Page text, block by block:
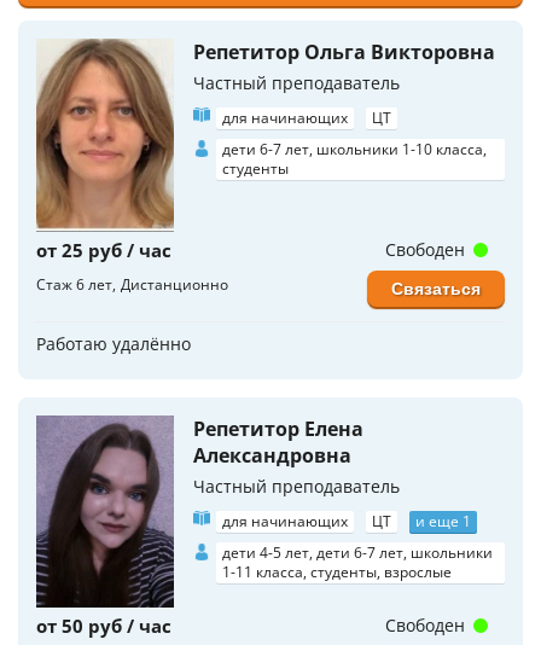
Репетитор Ольга Викторовна
Частный преподаватель
для начинающих
ЦТ
дети 6-7 лет, школьники 1-10 класса,
студенты
от 25 руб / час
Стаж 6 лет Дистанционно
Работаю удалённо
Свободен
Связаться
Репетитор Елена
Александровна
Частный преподаватель
для начинающих ЦТ
и еще 1
дети 4-5 лет, дети 6-7 лет, школьники
1-11 класса, студенты, взрослые
от 50 руб / час Свободен